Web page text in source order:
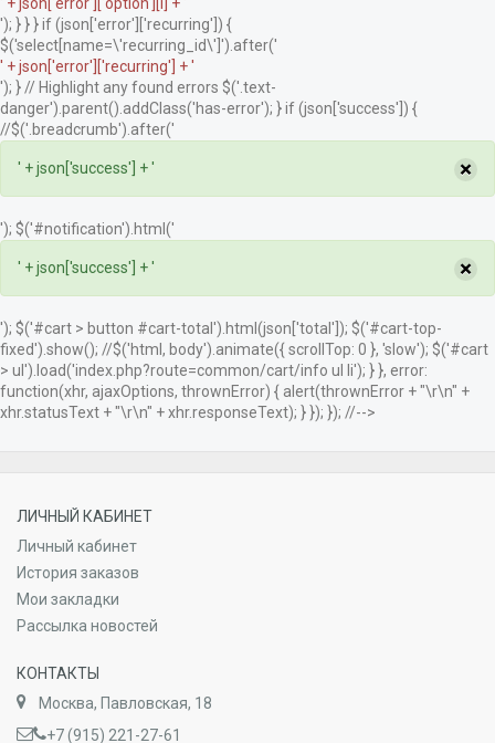
'); } } } if (json['error']['recurring']) {
$('select[name=\'recurring_id\']').after('
' + json['error']['recurring'] + '
'); } // Highlight any found errors $('.text-
danger').parent().addClass('has-error'); } if (json['success']) {
//$('.breadcrumb').after('
' + json['success'] + ' ×
'); $('#notification').html('
' + json['success'] + ' ×
'); $('#cart > button #cart-total').html(json['total']); $('#cart-top-
fixed').show(); //$('html, body').animate({ scrollTop: 0 }, 'slow'); $('#cart
> ul').load('index.php?route=common/cart/info ul li'); } }, error:
function(xhr, ajaxOptions, thrownError) { alert(thrownError + "\r\n" +
xhr.statusText + "\r\n" + xhr.responseText); } }); }); //-->
ЛИЧНЫЙ КАБИНЕТ
Личный кабинет
История заказов
Мои закладки
Рассылка новостей
КОНТАКТЫ
Москва, Павловская, 18
+7 (915) 221-27-61